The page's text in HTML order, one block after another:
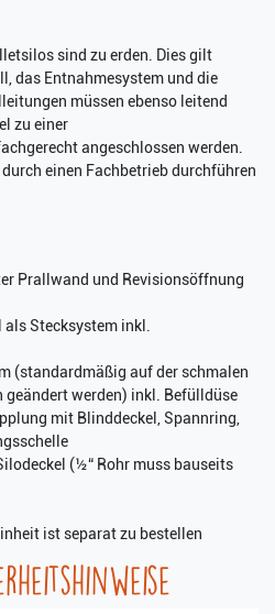
sind zu erden. Dies gilt
das Entnahmesystem und die
müssen ebenso leitend
zu einer
angeschlossen werden.
einen Fachbetrieb durchführen
Prallwand und Revisionsöffnung
Stecksystem inkl.
(standardmäßig auf der schmalen
geändert werden) inkl. Befülldüse
mit Blinddeckel, Spannring,
(½“ Rohr muss bauseits
ist separat zu bestellen